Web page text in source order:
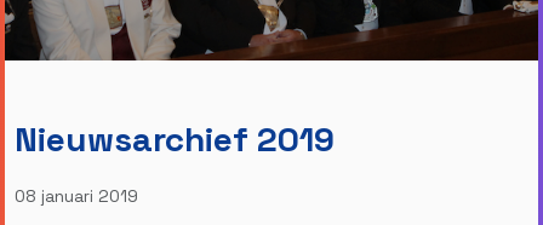
Nieuwsarchief 2019
08 januari 2019